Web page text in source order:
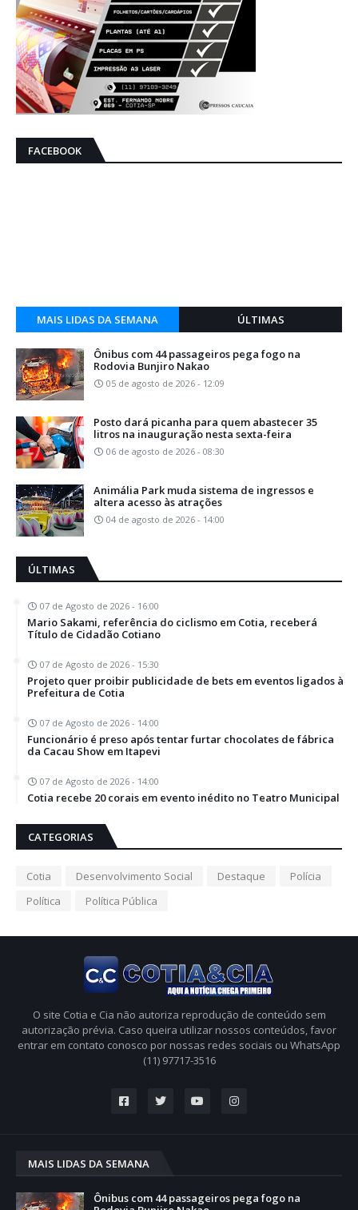
FACEBOOK
MAIS LIDAS DA SEMANA ÚLTIMAS
Ônibus com 44 passageiros pega fogo na
Rodovia Bunjiro Nakao
05 de agosto de 2026 - 12:09
Posto dará picanha para quem abastecer 35
litros na inauguração nesta sexta-feira
06 de agosto de 2026 - 08:30
Animália Park muda sistema de ingressos e
altera acesso às atrações
04 de agosto de 2026 - 14:00
ÚLTIMAS
07 de Agosto de 2026 - 16:00
Mario Sakami, referência do ciclismo em Cotia, receberá
Título de Cidadão Cotiano
07 de Agosto de 2026 - 15:30
Projeto quer proibir publicidade de bets em eventos ligados à
Prefeitura de Cotia
07 de Agosto de 2026 - 14:00
Funcionário é preso após tentar furtar chocolates de fábrica
da Cacau Show em Itapevi
07 de Agosto de 2026 - 14:00
Cotia recebe 20 corais em evento inédito no Teatro Municipal
CATEGORIAS
Cotia Desenvolvimento Social Destaque
Polícia
Política
Política Pública
O site Cotia e Cia não autoriza reprodução de conteúdo sem
autorização prévia. Caso queira utilizar nossos conteúdos, favor
entrar em contato conosco por nossas redes sociais ou WhatsApp
(11) 97717-3516
MAIS LIDAS DA SEMANA
Ônibus com 44 passageiros pega fogo na